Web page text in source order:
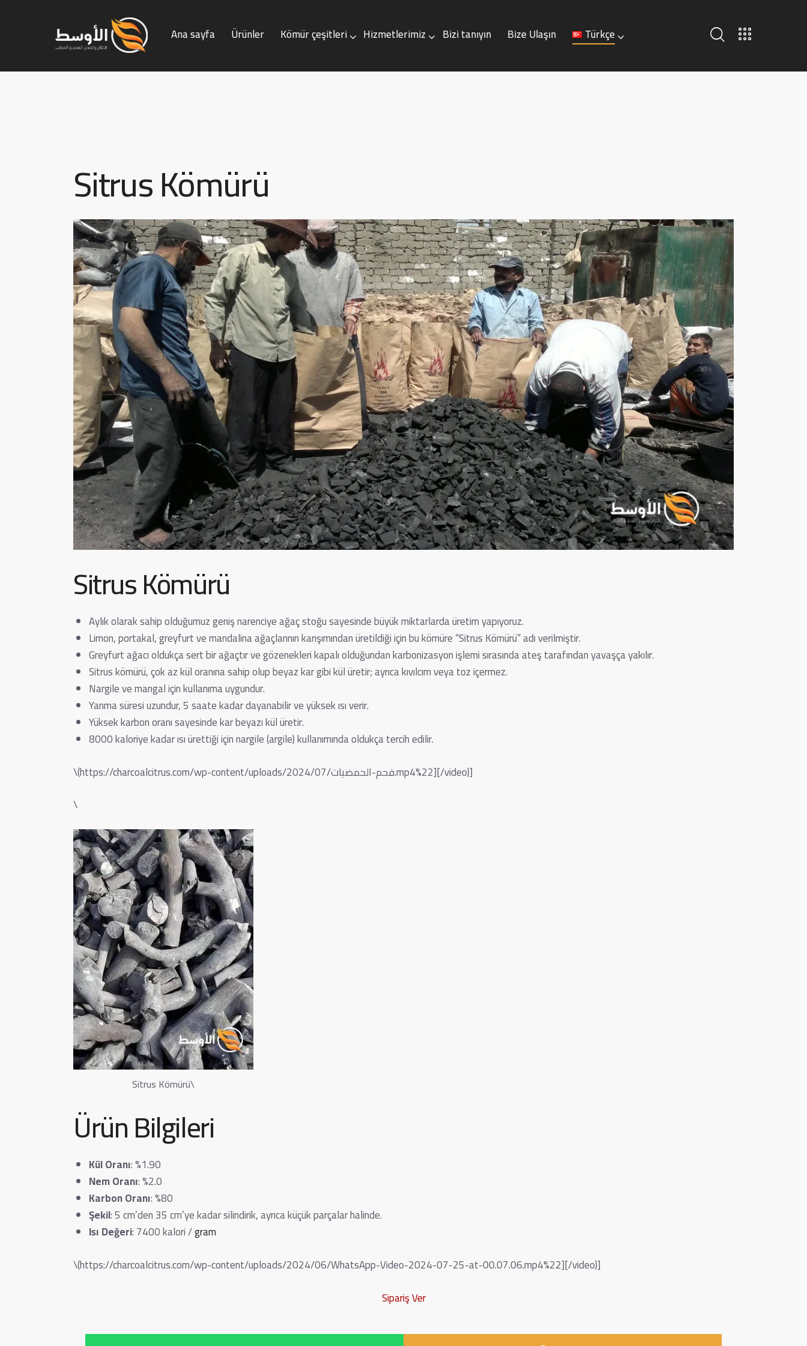
Ana sayfa Ürünler Kömür çeşitleri Hizmetlerimiz Bizi tanıyın Bize Ulaşın Türkçe
Sitrus Kömürü
Sitrus Kömürü
Aylık olarak sahip olduğumuz geniş narenciye ağaç stoğu sayesinde büyük miktarlarda üretim yapıyoruz.
Limon, portakal, greyfurt ve mandalina ağaçlarının karışımından üretildiği için bu kömüre “Sitrus Kömürü” adı verilmiştir.
Greyfurt ağacı oldukça sert bir ağaçtır ve gözenekleri kapalı olduğundan karbonizasyon işlemi sırasında ateş tarafından yavaşça yakılır.
Sitrus kömürü, çok az kül oranına sahip olup beyaz kar gibi kül üretir; ayrıca kıvılcım veya toz içermez.
Nargile ve mangal için kullanıma uygundur.
Yanma süresi uzundur, 5 saate kadar dayanabilir ve yüksek ısı verir.
Yüksek karbon oranı sayesinde kar beyazı kül üretir.
8000 kaloriye kadar ısı ürettiği için nargile (argile) kullanımında oldukça tercih edilir.
\(https://charcoalcitrus.com/wp-content/uploads/2024/07/فحم-الحمضيات.mp4%22][/video)]
\
Sitrus Kömürü\
Ürün Bilgileri
Kül Oranı: %1.90
Nem Oranı: %2.0
Karbon Oranı: %80
Şekil: 5 cm’den 35 cm’ye kadar silindirik, ayrıca küçük parçalar halinde.
Isı Değeri: 7400 kalori /gram
\(https://charcoalcitrus.com/wp-content/uploads/2024/06/WhatsApp-Video-2024-07-25-at-00.07.06.mp4%22][/video)]
Sipariş Ver